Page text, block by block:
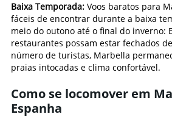
Baixa Temporada: Voos baratos para
fáceis de encontrar durante a baixa
meio do outono até o final do inverno:
restaurantes possam estar fechados
número de turistas, Marbella
praias intocadas e clima confortável.
Como se locomover em
Espanha